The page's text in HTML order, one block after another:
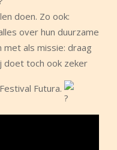
doen. Zo ook:
over hun duurzame
als missie: draag
doet toch ook zeker
Futura.